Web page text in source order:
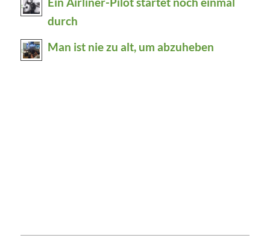
durch
Man ist nie zu alt, um abzuheben